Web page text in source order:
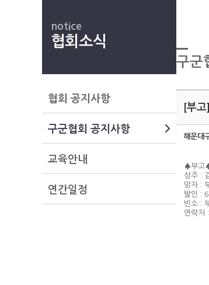
notice
협회소식
협회 공지사항
구군협회 공지사항
교육안내
연간일정
구군
[부
해운대
♠부고
상주 :
망자 :
발인 :
빈소 :
연락